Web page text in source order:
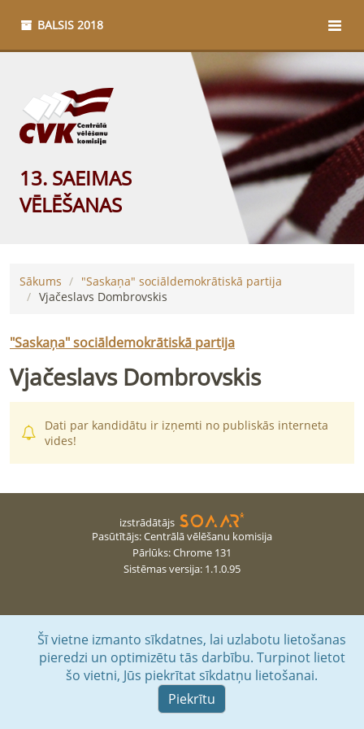
BALSIS 2018
13. SAEIMAS
VĒLĒŠANAS
Sākums
"Saskaņa" sociāldemokrātiskā partija
Vjačeslavs Dombrovskis
"Saskaņa" sociāldemokrātiskā partija
Vjačeslavs Dombrovskis
Dati par kandidātu ir izņemti no publiskās interneta
vides!
izstrādātājs
Pasūtītājs: Centrālā vēlēšanu komisija
Pārlūks:Chrome 131
Sistēmas versija: 1.1.0.95
Šī vietne izmanto sīkdatnes, lai uzlabotu lietošanas
pieredzi un optimizētu tās darbību. Turpinot lietot
šo vietni, Jūs piekrītat sīkdatņu lietošanai.
Piekrītu